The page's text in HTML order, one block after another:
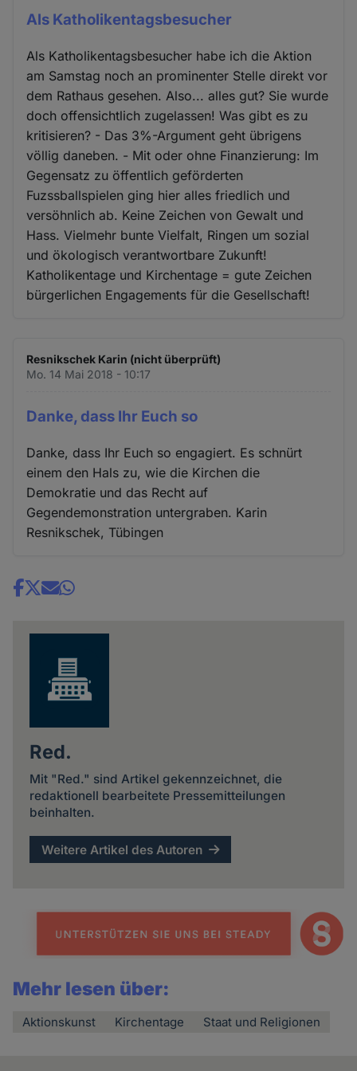
Als Katholikentagsbesucher
Als Katholikentagsbesucher habe ich die Aktion
am Samstag noch an prominenter Stelle direkt vor
dem Rathaus gesehen. Also... alles gut? Sie wurde
doch offensichtlich zugelassen! Was gibt es zu
kritisieren? - Das 3%-Argument geht übrigens
völlig daneben. - Mit oder ohne Finanzierung: Im
Gegensatz zu öffentlich geförderten
Fuzssballspielen ging hier alles friedlich und
versöhnlich ab. Keine Zeichen von Gewalt und
Hass. Vielmehr bunte Vielfalt, Ringen um sozial
und ökologisch verantwortbare Zukunft!
Katholikentage und Kirchentage = gute Zeichen
bürgerlichen Engagements für die Gesellschaft!
Resnikschek Karin (nicht überprüft)
Mo. 14 Mai 2018 - 10:17
Danke, dass Ihr Euch so
Danke, dass Ihr Euch so engagiert. Es schnürt
einem den Hals zu, wie die Kirchen die
Demokratie und das Recht auf
Gegendemonstration untergraben. Karin
Resnikschek, Tübingen
Share
Red.
Mit "Red." sind Artikel gekennzeichnet, die
redaktionell bearbeitete Pressemitteilungen
beinhalten.
Weitere Artikel des Autoren
Mehr lesen über:
Aktionskunst Kirchentage Staat und Religionen